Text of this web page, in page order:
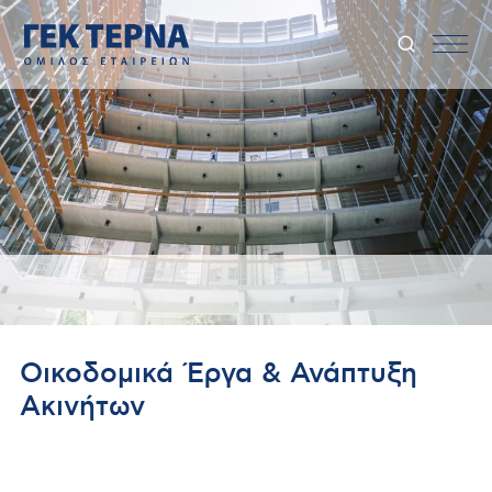
Οικοδομικά Έργα & Ανάπτυξη
Ακινήτων